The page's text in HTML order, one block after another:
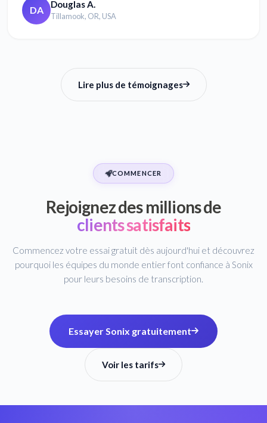
DA Douglas A.
Tillamook, OR, USA
Lire plus de témoignages
COMMENCER
Rejoignez des millions de
clients satisfaits
Commencez votre essai gratuit dès aujourd'hui et découvrez
pourquoi les équipes du monde entier font confiance à Sonix
pour leurs besoins de transcription.
Essayer Sonix gratuitement
Voir les tarifs